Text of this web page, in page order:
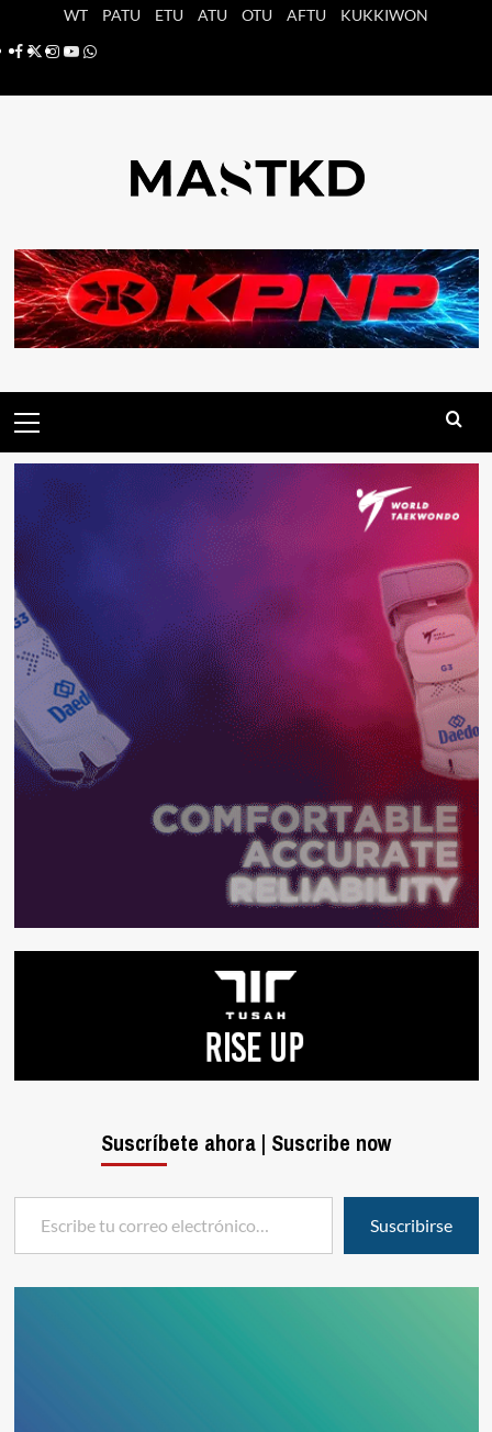
WT PATU ETU ATU OTU AFTU
KUKKIWON
Facebook
X Instagram
YouTube
Whatsapp
principal
Suscríbete ahora | Suscribe now
Escribe tu correo electrónico…
Suscribirse